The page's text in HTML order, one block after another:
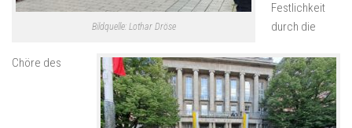
Bildquelle: Lothar Dröse
Festlichkeit
durch die
Chöre des